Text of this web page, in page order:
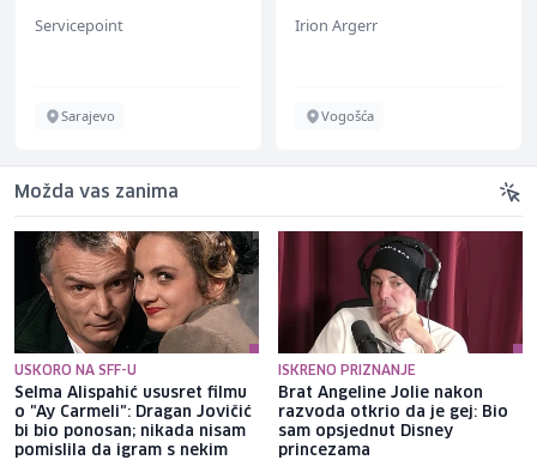
Servicepoint
Sarajevo
Irion Argerr
Vogošća
Možda vas zanima
USKORO NA SFF-U
Selma Alispahić ususret filmu
o "Ay Carmeli": Dragan Jovičić
bi bio ponosan; nikada nisam
pomislila da igram s nekim
ISKRENO PRIZNANJE
Brat Angeline Jolie nakon
razvoda otkrio da je gej: Bio
sam opsjednut Disney
princezama